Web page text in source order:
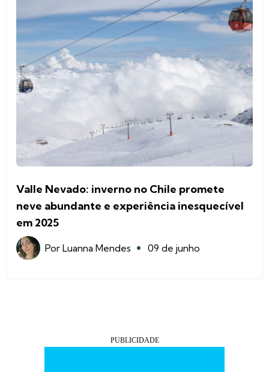
Valle Nevado: inverno no Chile promete
neve abundante e experiência inesquecível
em 2025
Por Luanna Mendes 09 de junho